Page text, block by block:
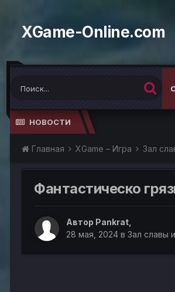
XGame-Online.com
НОВОСТИ
Главная XGame – Игра Зал
Фантастическо
Автор Pankrat
28 мая, 2024 в Зал славы